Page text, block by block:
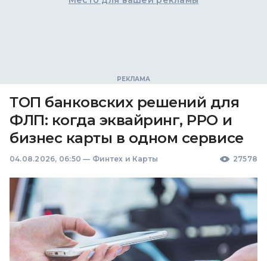
ТОП банковских решений для
ФЛП: когда эквайринг, РРО и
бизнес карты в одном сервисе
04.08.2026, 06:50 — Финтех и Карты 27578